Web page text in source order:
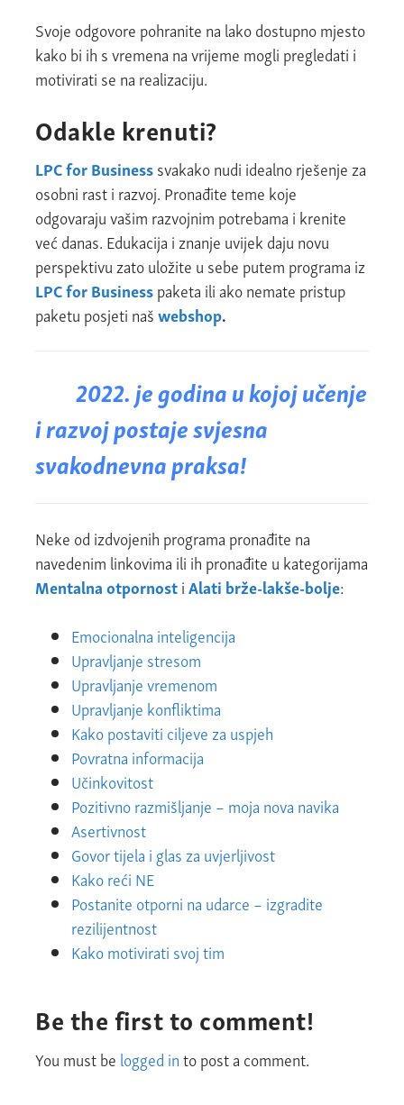
Svoje odgovore pohranite na lako dostupno mjesto
kako bi ih s vremena na vrijeme mogli pregledati i
motivirati se na realizaciju.
Odakle krenuti?
LPC for Businesssvakako nudi idealno rješenje za
osobni rast i razvoj. Pronađite teme koje
odgovaraju vašim razvojnim potrebama i krenite
već danas. Edukacija i znanje uvijek daju novu
perspektivu zato uložite u sebe putem programa iz
LPC for Businesspaketa ili ako nemate pristup
paketu posjeti našwebshop.
2022. je godina u kojoj učenje
i razvoj postaje svjesna
svakodnevna praksa!
Neke od izdvojenih programa pronađite na
navedenim linkovima ili ih pronađite u kategorijama
Mentalna otpornostiAlati brže-lakše-bolje:
Emocionalna inteligencija
Upravljanje stresom
Upravljanje vremenom
Upravljanje konfliktima
Kako postaviti ciljeve za uspjeh
Povratna informacija
Učinkovitost
Pozitivno razmišljanje – moja nova navika
Asertivnost
Govor tijela i glas za uvjerljivost
Kako reći NE
Postanite otporni na udarce – izgradite
rezilijentnost
Kako motivirati svoj tim
Be the first to comment!
You must be logged into post a comment.